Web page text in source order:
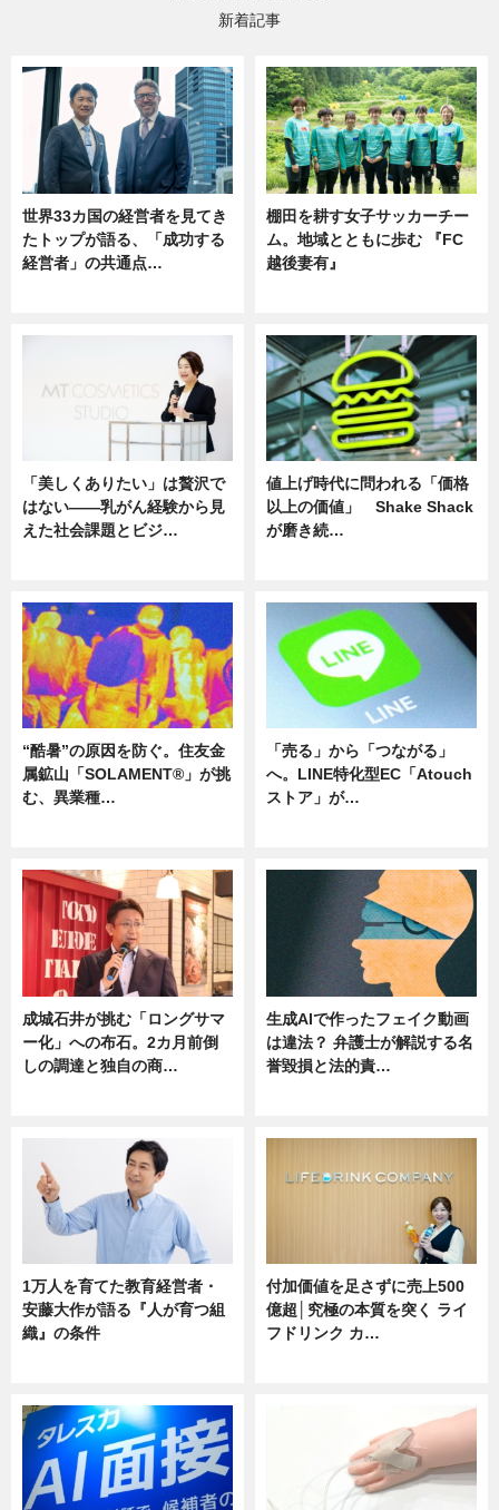
新着記事
世界33カ国の経営者を見てき
たトップが語る、「成功する
経営者」の共通点…
棚田を耕す女子サッカーチー
ム。地域とともに歩む 『FC
越後妻有』
「美しくありたい」は贅沢で
はない――乳がん経験から見
えた社会課題とビジ…
値上げ時代に問われる「価格
以上の価値」 Shake Shack
が磨き続…
“酷暑”の原因を防ぐ。住友金
属鉱山「SOLAMENT®」が挑
む、異業種…
「売る」から「つながる」
へ。LINE特化型EC「Atouch
ストア」が…
成城石井が挑む「ロングサマ
ー化」への布石。2カ月前倒
しの調達と独自の商…
生成AIで作ったフェイク動画
は違法？ 弁護士が解説する名
誉毀損と法的責…
1万人を育てた教育経営者・
安藤大作が語る『人が育つ組
織』の条件
付加価値を足さずに売上500
億超│究極の本質を突く ライ
フドリンク カ…